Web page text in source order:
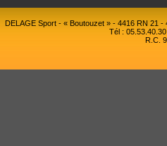
DELAGE Sport - « Boutouzet » - 4416 RN 21
Tél :
R.C.